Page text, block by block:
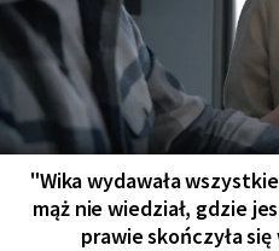
"Wika wydawała
mąż nie wiedział, gdzie
prawie skończyła